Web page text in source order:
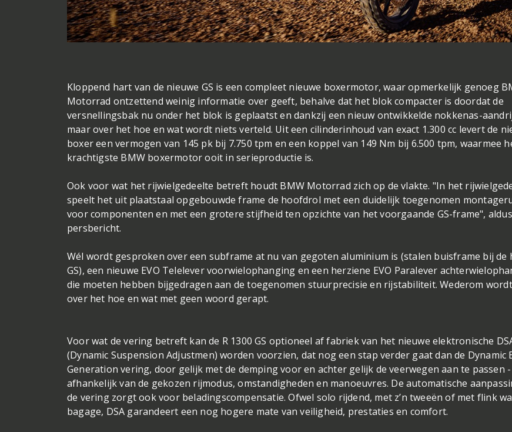
Kloppend hart van de nieuwe GS is een compleet nieuwe boxermotor, waar opmerkelijk genoeg
Motorrad ontzettend weinig informatie over geeft, behalve dat het blok compacter is doordat de
versnellingsbak nu onder het blok is geplaatst en dankzij een nieuw ontwikkelde nokkenas-
maar over het hoe en wat wordt niets verteld. Uit een cilinderinhoud van exact 1.300 cc levert de
boxer een vermogen van 145 pk bij 7.750 tpm en een koppel van 149 Nm bij 6.500 tpm, waarmee
krachtigste BMW boxermotor ooit in serieproductie is.
Ook voor wat het rijwielgedeelte betreft houdt BMW Motorrad zich op de vlakte. "In het
speelt het uit plaatstaal opgebouwde frame de hoofdrol met een duidelijk toegenomen
voor componenten en met een grotere stijfheid ten opzichte van het voorgaande GS-frame",
persbericht.
Wél wordt gesproken over een subframe at nu van gegoten aluminium is (stalen buisframe bij de
GS), een nieuwe EVO Telelever voorwielophanging en een herziene EVO Paralever
die moeten hebben bijgedragen aan de toegenomen stuurprecisie en rijstabiliteit. Wederom
over het hoe en wat met geen woord gerapt.
Voor wat de vering betreft kan de R 1300 GS optioneel af fabriek van het nieuwe elektronische
(Dynamic Suspension Adjustmen) worden voorzien, dat nog een stap verder gaat dan de Dynamic
Generation vering, door gelijk met de demping voor en achter gelijk de veerwegen aan te passen -
afhankelijk van de gekozen rijmodus, omstandigheden en manoeuvres. De automatische
de vering zorgt ook voor beladingscompensatie. Ofwel solo rijdend, met z’n tweeën of met flink
bagage, DSA garandeert een nog hogere mate van veiligheid, prestaties en comfort.